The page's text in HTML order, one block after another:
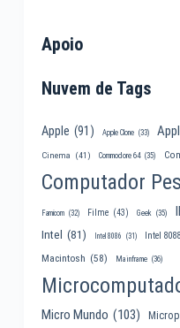
Apoio
Nuvem de Tags
Apple (91) Apple Clone (33)
Cinema (41) Commodore 64 (35)
Computador
Famicom (32) Filme (43) Geek (35)
Intel (81) Intel 8086 (31) Intel 8088
Macintosh (58) Mainframe (36)
Micro Mundo (103)